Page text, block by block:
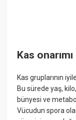
Kas
Kas gruplarının
Bu sürede yaş,
bünyesi ve
Vücudun spora